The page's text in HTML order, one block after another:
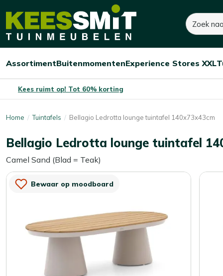
Kees
Tuinmeubelen
Zoeken
Open/sluit
Assortiment
Open/sluit
Buitenmomenten
Open/sluit
Experience Stores XXL
Kees ruimt op! Tot 60% korting
Home Tuintafels Bellagio Ledrotta lounge tuintafel 140x73x43cm
Bellagio Ledrotta lounge tuintafel
Camel Sand (Blad = Teak)
Bewaar op moodboard
900,-